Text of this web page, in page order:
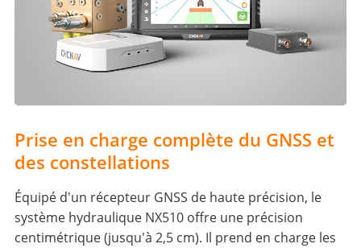
Prise en charge complète du GNSS et
des constellations
Équipé d'un récepteur GNSS de haute précision, le
système hydraulique NX510 offre une précision
centimétrique (jusqu'à 2,5 cm). Il prend en charge les